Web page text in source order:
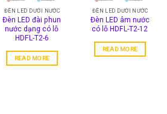
ĐÈN LED DƯỚI NƯỚC
Đèn LED đài phun
nước dạng có lỗ
HDFL-T2-6
READ MORE
ĐÈN LED DƯỚI NƯỚC
Đèn LED âm nước
có lỗ HDFL-T2-12
READ MORE